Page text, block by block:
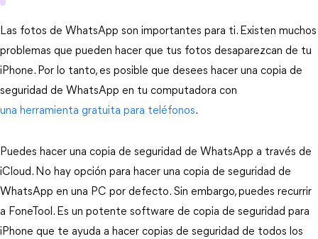
Las fotos de WhatsApp son importantes para ti. Existen muchos
problemas que pueden hacer que tus fotos desaparezcan de tu
iPhone. Por lo tanto, es posible que desees hacer una copia de
seguridad de WhatsApp en tu computadora con
una herramienta gratuita para teléfonos.
Puedes hacer una copia de seguridad de WhatsApp a través de
iCloud. No hay opción para hacer una copia de seguridad de
WhatsApp en una PC por defecto. Sin embargo, puedes recurrir
a FoneTool. Es un potente software de copia de seguridad para
iPhone que te ayuda a hacer copias de seguridad de todos los